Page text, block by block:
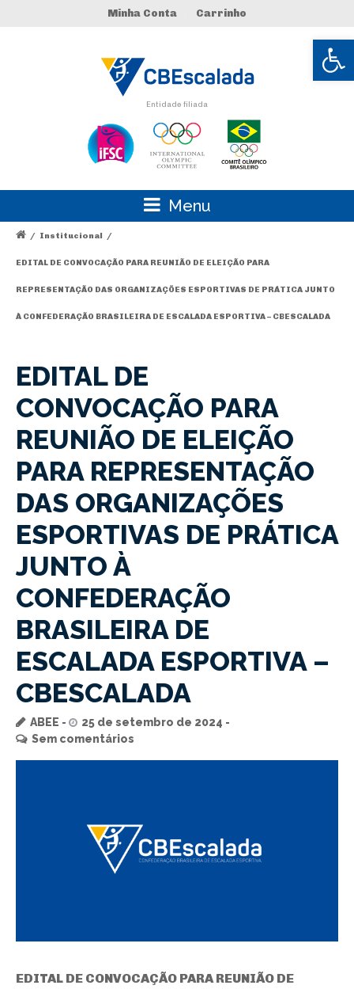
Abrir
Minha Conta Carrinho
Entidade filiada
Menu
/ Institucional /
EDITAL DE CONVOCAÇÃO PARA REUNIÃO DE ELEIÇÃO PARA
REPRESENTAÇÃO DAS ORGANIZAÇÕES ESPORTIVAS DE PRÁTICA JUNTO
À CONFEDERAÇÃO BRASILEIRA DE ESCALADA ESPORTIVA – CBESCALADA
EDITAL DE
CONVOCAÇÃO PARA
REUNIÃO DE ELEIÇÃO
PARA REPRESENTAÇÃO
DAS ORGANIZAÇÕES
ESPORTIVAS DE PRÁTICA
JUNTO À
CONFEDERAÇÃO
BRASILEIRA DE
ESCALADA ESPORTIVA –
CBESCALADA
ABEE
25 de setembro de 2024
Sem comentários
EDITAL DE CONVOCAÇÃO PARA REUNIÃO DE